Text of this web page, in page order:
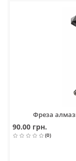
Фреза
90.00 грн.
(0)